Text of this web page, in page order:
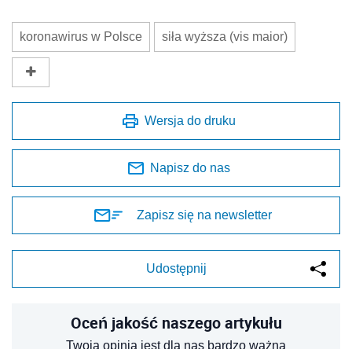
koronawirus w Polsce siła wyższa (vis maior)
Wersja do druku
Napisz do nas
Zapisz się na newsletter
Udostępnij
Oceń jakość naszego artykułu
Twoja opinia jest dla nas bardzo ważna